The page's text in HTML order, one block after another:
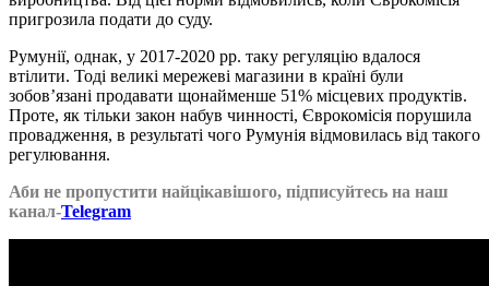
пригрозила подати до суду.
Румунії, однак, у 2017-2020 рр. таку регуляцію вдалося
втілити. Тоді великі мережеві магазини в країні були
зобов’язані продавати щонайменше 51% місцевих продуктів.
Проте, як тільки закон набув чинності, Єврокомісія порушила
провадження, в результаті чого Румунія відмовилась від такого
регулювання.
Аби не пропустити найцікавішого, підписуйтесь на наш
канал-Telegram